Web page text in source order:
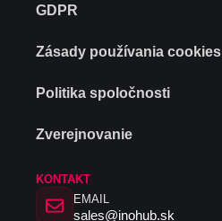
GDPR
Zásady používania cookies
Politika spoločnosti
Zverejnovanie
KONTAKT
EMAIL
sales@inohub.sk